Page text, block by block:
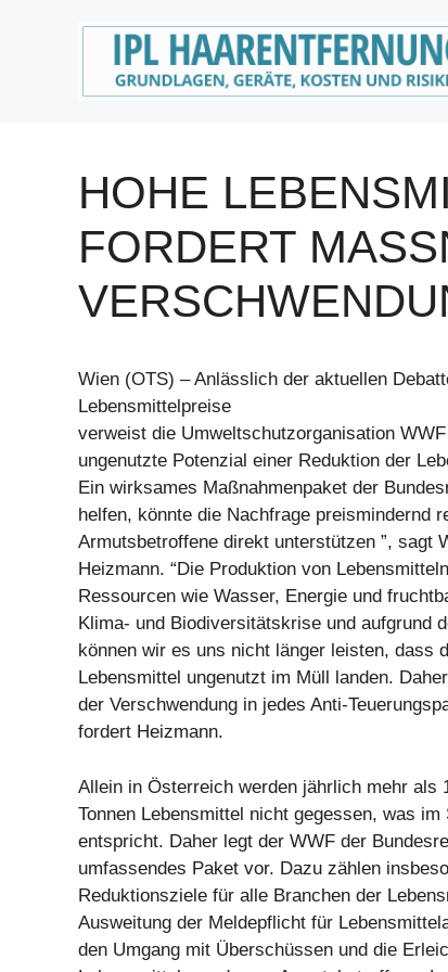
HOHE
FORDERT
Wien (OTS) – Anlässlich der aktuellen
Lebensmittelpreise
verweist die Umweltschutzorganisation
ungenutzte Potenzial einer Reduktion der
Ein wirksames Maßnahmenpaket der
helfen, könnte die Nachfrage preismindernd
Armutsbetroffene direkt unterstützen ”, sagt
Heizmann. “Die Produktion von
Ressourcen wie Wasser, Energie und
Klima- und Biodiversitätskrise und aufgrund
können wir es uns nicht länger leisten, dass
Lebensmittel ungenutzt im Müll landen.
der Verschwendung in jedes Anti-
fordert Heizmann.
Allein in Österreich werden jährlich mehr als
Tonnen Lebensmittel nicht gegessen, was
entspricht. Daher legt der WWF der
umfassendes Paket vor. Dazu zählen
Reduktionsziele für alle Branchen der
Ausweitung der Meldepflicht für
den Umgang mit Überschüssen und die